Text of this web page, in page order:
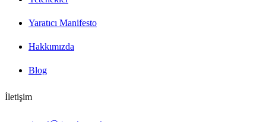
Yaratıcı Manifesto
Hakkımızda
Blog
İletişim